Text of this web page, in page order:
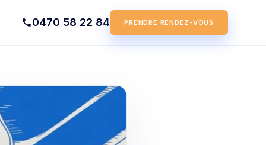
0470 58 22 84 PRENDRE RENDEZ-VOUS